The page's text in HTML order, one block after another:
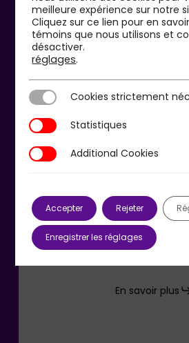
la prochaine crise ne
de vos
Article publié dans Les Echos,
28 avril 2025, 12 h 33 :
En savoir plus
meilleure expérience sur notre
Cliquez sur ce lien pour en
témoins que nous utilisons et
désactiver.
réglages.
Cookies strictement nécessaires
Cookies strictement
StatistiquesStatistiques
Additional Cookies
Additional Cookies
Accepter Rejeter
Enregistrer les réglages